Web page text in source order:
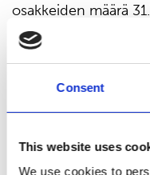
Consent
This website uses
We use cookies to
osakkeiden määrä
osaketta, ja
Osakkeiden määrä
924 138 johtui
konvertoinnista
osakeperusteisen
Sekä hybridilainan